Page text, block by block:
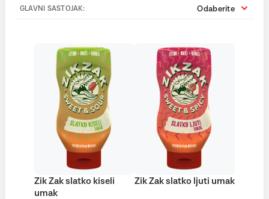
GLAVNI SASTOJAK: Odaberite
Zik Zak slatko kiseli
umak
Zik Zak slatko ljuti umak